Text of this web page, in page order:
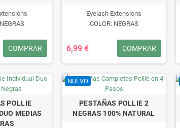
COMPRAR
Eyelash Extensions
COLOR: NEGRAS
6,99 € COMPRAR
POLLIE
MEDIAS
NUEVO
PESTAÑAS POLLIE 2
NEGRAS 100% NATURAL